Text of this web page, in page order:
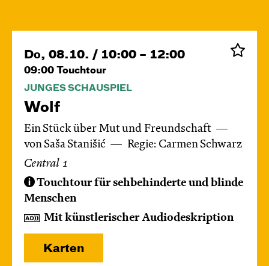
Do, 08.10. / 10:00 – 12:00
09:00 Touchtour
JUNGES SCHAUSPIEL
Wolf
Ein Stück über Mut und Freundschaft
von Saša Stanišić
Regie: Carmen Schwarz
Central 1
Touchtour für sehbehinderte und blinde
Menschen
Mit künstlerischer Audiodeskription
Karten